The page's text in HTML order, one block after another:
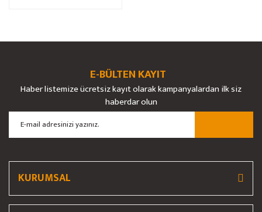
E-BÜLTEN KAYIT
Haber listemize ücretsiz kayıt olarak kampanyalardan ilk siz
haberdar olun
KURUMSAL